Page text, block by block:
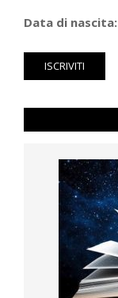
Data di nascita: